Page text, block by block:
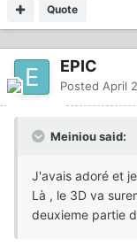
Quote
EPIC
Posted April
Meiniou said:
J'avais adoré et
Là , le 3D va
deuxieme partie